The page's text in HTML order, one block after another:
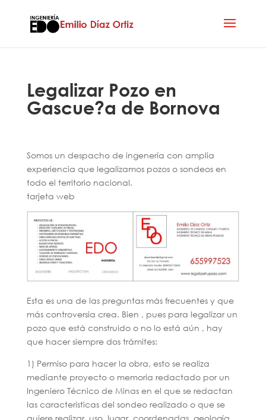
Legalizar Pozo en
Gascue?a de Bornova
Somos un despacho de ingenería con amplia
experiencia que legalizamos pozos o sondeos en
todo el territorio nacional.
tarjeta web
Esta es una de las preguntas más frecuentes y que
más controversia crea. Bien , pues para legalizar un
pozo que está construido o no lo está aún , hay
que hacer siempre dos trámites:
1) Permiso para hacer la obra, esto se realiza
mediante proyecto o memoria redactado por un
Ingeniero Técnico de Minas en el que se redactan
las características del sondeo realizado o que se